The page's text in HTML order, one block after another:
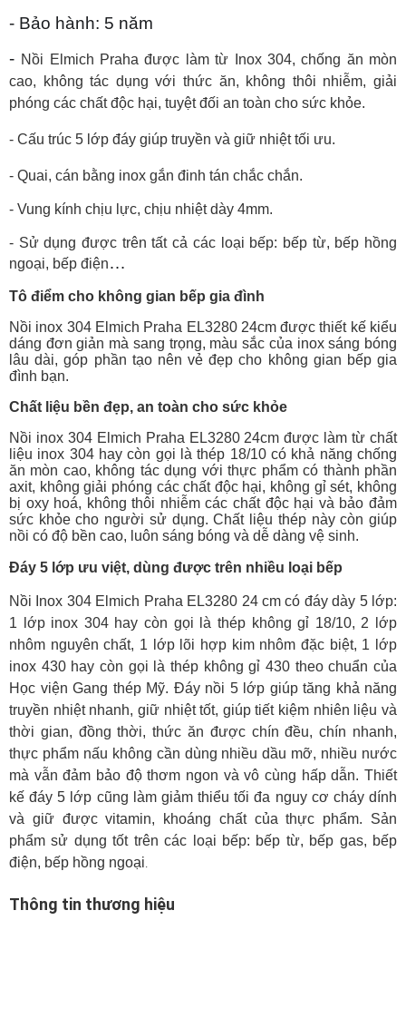
- Bảo hành: 5 năm
- Nồi Elmich Praha được làm từ Inox 304, chống ăn mòn
cao, không tác dụng với thức ăn, không thôi nhiễm, giải
phóng các chất độc hại, tuyệt đối an toàn cho sức khỏe.
- Cấu trúc 5 lớp đáy giúp truyền và giữ nhiệt tối ưu.
- Quai, cán bằng inox gắn đinh tán chắc chắn.
- Vung kính chịu lực, chịu nhiệt dày 4mm.
- Sử dụng được trên tất cả các loại bếp: bếp từ, bếp hồng
ngoại, bếp điện…
Tô điểm cho không gian bếp gia đình
Nồi inox 304 Elmich Praha EL3280 24cmđược thiết kế kiểu
dáng đơn giản mà sang trọng, màu sắc của inox sáng bóng
lâu dài, góp phần tạo nên vẻ đẹp cho không gian bếp gia
đình bạn.
Chất liệu bền đẹp, an toàn cho sức khỏe
Nồi inox 304 Elmich Praha EL3280 24cm được làm từ chất
liệu inox 304 hay còn gọi là thép 18/10 có khả năng chống
ăn mòn cao, không tác dụng với thực phẩm có thành phần
axit, không giải phóng các chất độc hại, không gỉ sét, không
bị oxy hoá, không thôi nhiễm các chất độc hại và bảo đảm
sức khỏe cho người sử dụng. Chất liệu thép này còn giúp
nồi có độ bền cao, luôn sáng bóng và dễ dàng vệ sinh.
Đáy 5 lớp ưu việt, dùng được trên nhiều loại bếp
Nồi Inox 304 Elmich Praha EL3280 24 cm có đáy dày 5 lớp:
1 lớp inox 304 hay còn gọi là thép không gỉ 18/10, 2 lớp
nhôm nguyên chất, 1 lớp lõi hợp kim nhôm đặc biệt, 1 lớp
inox 430 hay còn gọi là thép không gỉ 430 theo chuẩn của
Học viện Gang thép Mỹ. Đáy nồi 5 lớp giúp tăng khả năng
truyền nhiệt nhanh, giữ nhiệt tốt, giúp tiết kiệm nhiên liệu và
thời gian, đồng thời, thức ăn được chín đều, chín nhanh,
thực phẩm nấu không cần dùng nhiều dầu mỡ, nhiều nước
mà vẫn đảm bảo độ thơm ngon và vô cùng hấp dẫn. Thiết
kế đáy 5 lớp cũng làm giảm thiểu tối đa nguy cơ cháy dính
và giữ được vitamin, khoáng chất của thực phẩm. Sản
phẩm sử dụng tốt trên các loại bếp: bếp từ, bếp gas, bếp
điện, bếp hồng ngoại.
Thông tin thương hiệu